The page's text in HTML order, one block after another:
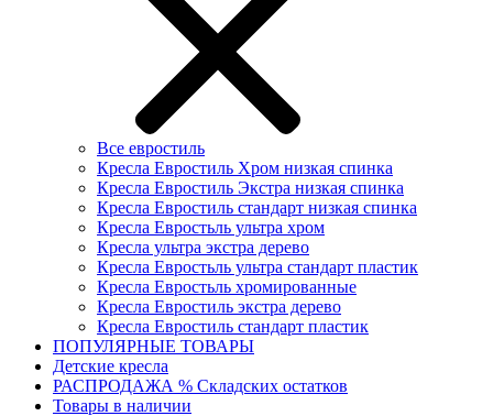
Все евростиль
Кресла Евростиль Хром низкая спинка
Кресла Евростиль Экстра низкая спинка
Кресла Евростиль стандарт низкая спинка
Кресла Евростьль ультра хром
Кресла ультра экстра дерево
Кресла Евростьль ультра стандарт пластик
Кресла Евростьль хромированные
Кресла Евростиль экстра дерево
Кресла Евростиль стандарт пластик
ПОПУЛЯРНЫЕ ТОВАРЫ
Детские кресла
РАСПРОДАЖА % Складских остатков
Товары в наличии